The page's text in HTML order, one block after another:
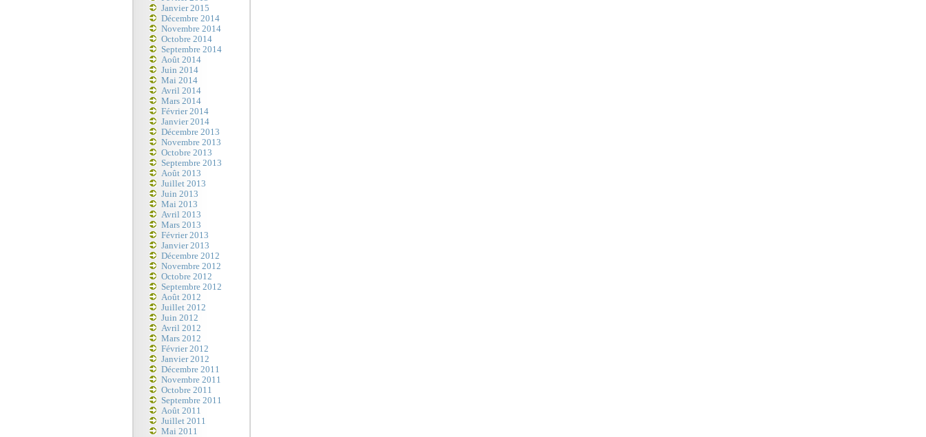
Janvier 2015
Décembre 2014
Novembre 2014
Octobre 2014
Septembre 2014
Août 2014
Juin 2014
Mai 2014
Avril 2014
Mars 2014
Février 2014
Janvier 2014
Décembre 2013
Novembre 2013
Octobre 2013
Septembre 2013
Août 2013
Juillet 2013
Juin 2013
Mai 2013
Avril 2013
Mars 2013
Février 2013
Janvier 2013
Décembre 2012
Novembre 2012
Octobre 2012
Septembre 2012
Août 2012
Juillet 2012
Juin 2012
Avril 2012
Mars 2012
Février 2012
Janvier 2012
Décembre 2011
Novembre 2011
Octobre 2011
Septembre 2011
Août 2011
Juillet 2011
Mai 2011